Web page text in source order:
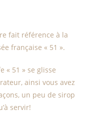
fait référence à la
française « 51 ».
« 51 » se glisse
ainsi vous avez
un peu de sirop
servir!